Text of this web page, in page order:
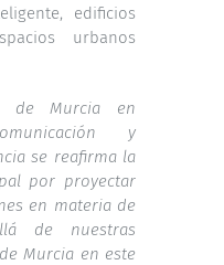
edificios
urbanos
de Murcia en
y
se reafirma la
por proyectar
en materia de
de nuestras
Murcia en este